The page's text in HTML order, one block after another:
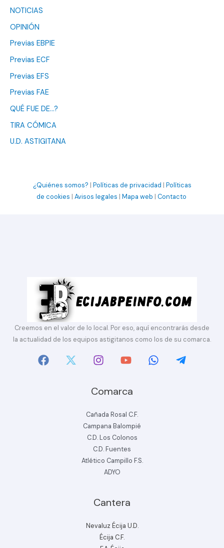
NOTICIAS
OPINIÓN
Previas EBPIE
Previas ECF
Previas EFS
Previas FAE
QUÉ FUE DE…?
TIRA CÓMICA
U.D. ASTIGITANA
¿Quiénes somos? | Políticas de privacidad | Políticas
de cookies | Avisos legales | Mapa web | Contacto
Creemos en el valor de lo local. Por eso, aquí encontrarás desde
la actualidad de los equipos astigitanos como los de su comarca.
Comarca
Cañada Rosal C.F.
Campana Balompié
C.D. Los Colonos
C.D. Fuentes
Atlético Campillo F.S.
ADYO
Cantera
Nevaluz Écija U.D.
Écija C.F.